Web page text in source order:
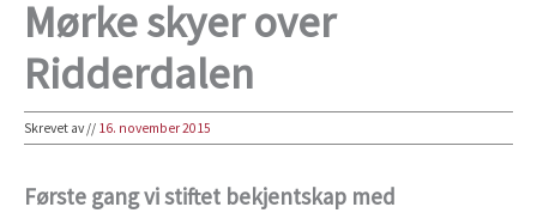
Mørke skyer over
Ridderdalen
Skrevet av// 16. november 2015
Første gang vi stiftet bekjentskap med